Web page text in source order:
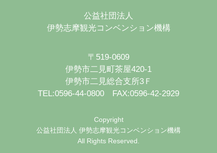
公益社団法人
伊勢志摩観光コンベンション機構
〒519-0609
伊勢市二見町茶屋420-1
伊勢市二見総合支所3Ｆ
TEL:0596-44-0800 FAX:0596-42-2929
Copyright
公益社団法人 伊勢志摩観光コンベンション機構
All Rights Reserved.